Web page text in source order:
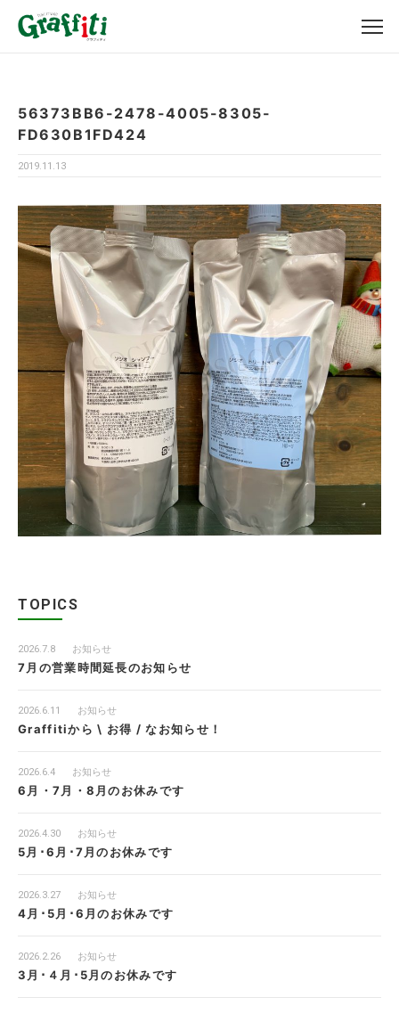
56373BB6-2478-4005-8305-
FD630B1FD424
2019.11.13
TOPICS
2026.7.8 お知らせ
7月の営業時間延長のお知らせ
2026.6.11 お知らせ
Graffitiから \ お得 / なお知らせ！
2026.6.4 お知らせ
6月・7月・8月のお休みです
2026.4.30 お知らせ
5月･6月･7月のお休みです
2026.3.27 お知らせ
4月･5月･6月のお休みです
2026.2.26 お知らせ
3月･４月･5月のお休みです